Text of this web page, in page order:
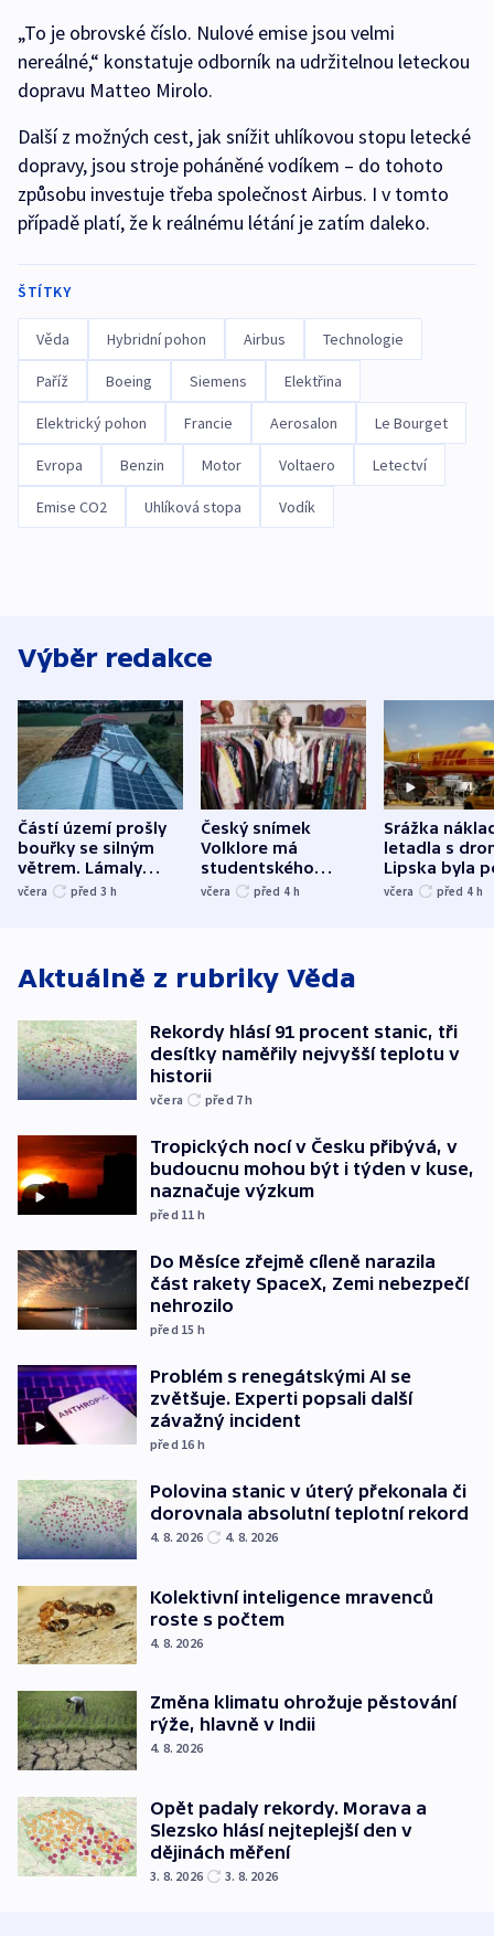
„To je obrovské číslo. Nulové emise jsou velmi
nereálné,“ konstatuje odborník na udržitelnou leteckou
dopravu Matteo Mirolo.
Další z možných cest, jak snížit uhlíkovou stopu letecké
dopravy, jsou stroje poháněné vodíkem – do tohoto
způsobu investuje třeba společnost Airbus. I v tomto
případě platí, že k reálnému létání je zatím daleko.
ŠTÍTKY
Věda Hybridní pohon Airbus Technologie
Paříž Boeing Siemens Elektřina
Elektrický pohon Francie Aerosalon Le Bourget
Evropa Benzin Motor Voltaero Letectví
Emise CO2 Uhlíková stopa Vodík
Výběr redakce
Částí území prošly
bouřky se silným
větrem. Lámaly
stromy a poničily
včera před 3 h
Český snímek
Volklore má
studentského
Oscara, zabojuje o
včera před 4 h
Srážka
letadla s
Lipska byla
německého
včera před 4 h
Aktuálně z rubriky Věda
Rekordy hlásí 91 procent stanic, tři
desítky naměřily nejvyšší teplotu v
historii
včera před 7h
Tropických nocí v Česku přibývá, v
budoucnu mohou být i týden v kuse,
naznačuje výzkum
před 11 h
Do Měsíce zřejmě cíleně narazila
část rakety SpaceX, Zemi nebezpečí
nehrozilo
před 15 h
Problém s renegátskými AI se
zvětšuje. Experti popsali další
závažný incident
před 16 h
Polovina stanic v úterý překonala či
dorovnala absolutní teplotní rekord
4. 8. 2026 4. 8. 2026
Kolektivní inteligence mravenců
roste s počtem
4. 8. 2026
Změna klimatu ohrožuje pěstování
rýže, hlavně v Indii
4. 8. 2026
Opět padaly rekordy. Morava a
Slezsko hlásí nejteplejší den v
dějinách měření
3. 8. 2026 3. 8. 2026